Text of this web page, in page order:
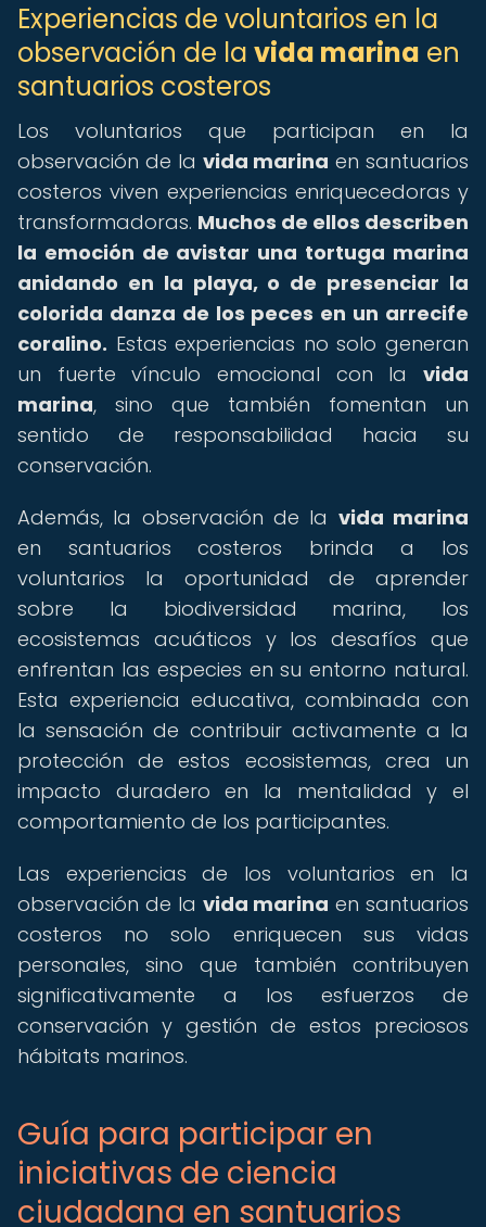
Experiencias de voluntarios en la
observación de la vida marina en
santuarios costeros
Los voluntarios que participan en la
observación de la vida marina en santuarios
costeros viven experiencias enriquecedoras y
transformadoras. Muchos de ellos describen
la emoción de avistar una tortuga marina
anidando en la playa, o de presenciar la
colorida danza de los peces en un arrecife
coralino. Estas experiencias no solo generan
un fuerte vínculo emocional con la vida
marina, sino que también fomentan un
sentido de responsabilidad hacia su
conservación.
Además, la observación de la vida marina
en santuarios costeros brinda a los
voluntarios la oportunidad de aprender
sobre la biodiversidad marina, los
ecosistemas acuáticos y los desafíos que
enfrentan las especies en su entorno natural.
Esta experiencia educativa, combinada con
la sensación de contribuir activamente a la
protección de estos ecosistemas, crea un
impacto duradero en la mentalidad y el
comportamiento de los participantes.
Las experiencias de los voluntarios en la
observación de la vida marina en santuarios
costeros no solo enriquecen sus vidas
personales, sino que también contribuyen
significativamente a los esfuerzos de
conservación y gestión de estos preciosos
hábitats marinos.
Guía para participar en
iniciativas de ciencia
ciudadana en santuarios